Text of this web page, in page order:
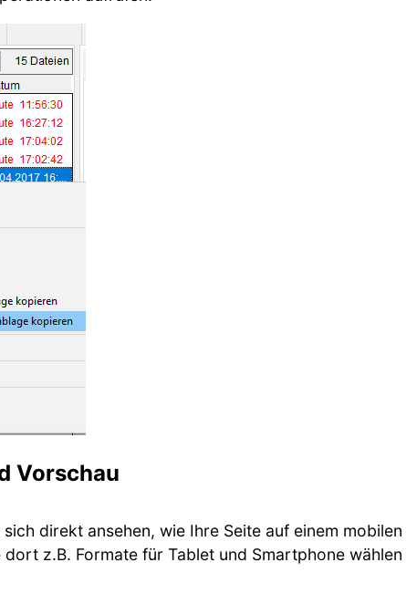
Vorschau
direkt ansehen, wie Ihre Seite auf einem mobilen
z.B. Formate für Tablet und Smartphone wählen